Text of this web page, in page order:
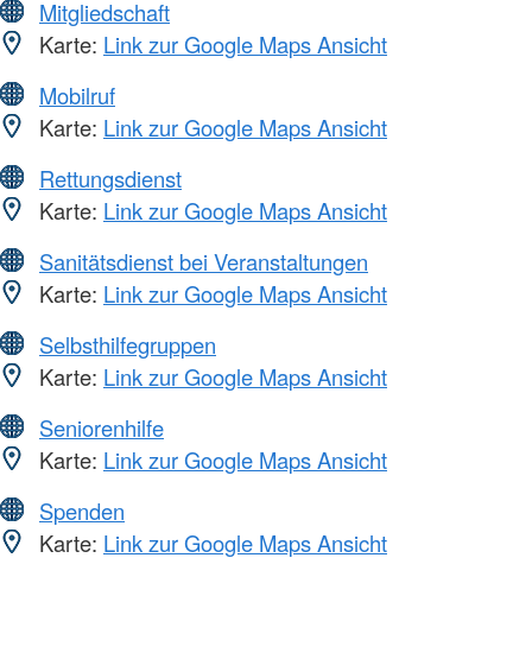
Mitgliedschaft
Karte: Link zur Google Maps Ansicht
Mobilruf
Karte: Link zur Google Maps Ansicht
Rettungsdienst
Karte: Link zur Google Maps Ansicht
Sanitätsdienst bei Veranstaltungen
Karte: Link zur Google Maps Ansicht
Selbsthilfegruppen
Karte: Link zur Google Maps Ansicht
Seniorenhilfe
Karte: Link zur Google Maps Ansicht
Spenden
Karte: Link zur Google Maps Ansicht